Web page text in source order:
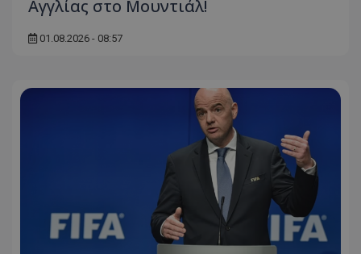
Αγγλίας στο Μουντιάλ!
01.08.2026 - 08:57